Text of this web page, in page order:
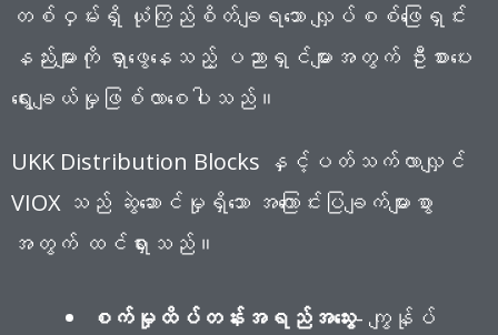
တစ်ဝှမ်းရှိ ယုံကြည်စိတ်ချရသော လျှပ်စစ်ဖြေရှင်း
နည်းများကို ရှာဖွေနေသည့် ပညာရှင်များအတွက် ဦးစားပေး
ရွေးချယ်မှုဖြစ်လာစေပါသည်။
UKK Distribution Blocks နှင့်ပတ်သက်လာလျှင်
VIOX သည် ဆွဲဆောင်မှုရှိသော အကြောင်းပြချက်များစွာ
အတွက် ထင်ရှားသည်။
စက်မှုထိပ်တန်းအရည်အသွေး- ကျွန်ုပ်